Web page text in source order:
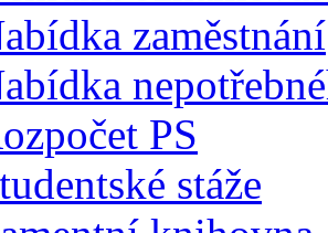
zaměstnání
PS
stáže